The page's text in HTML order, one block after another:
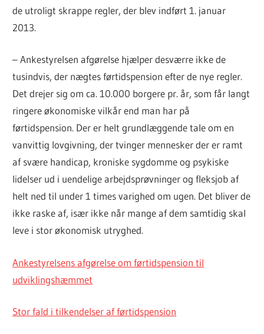
de utroligt skrappe regler, der blev indført 1. januar
2013.
– Ankestyrelsen afgørelse hjælper desværre ikke de
tusindvis, der nægtes førtidspension efter de nye regler.
Det drejer sig om ca. 10.000 borgere pr. år, som får langt
ringere økonomiske vilkår end man har på
førtidspension. Der er helt grundlæggende tale om en
vanvittig lovgivning, der tvinger mennesker der er ramt
af svære handicap, kroniske sygdomme og psykiske
lidelser ud i uendelige arbejdsprøvninger og fleksjob af
helt ned til under 1 times varighed om ugen. Det bliver de
ikke raske af, især ikke når mange af dem samtidig skal
leve i stor økonomisk utryghed.
Ankestyrelsens afgørelse om førtidspension til
udviklingshæmmet
Stor fald i tilkendelser af førtidspension